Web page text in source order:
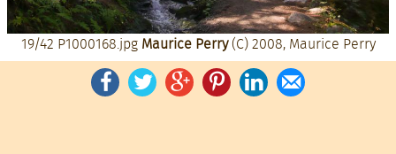
19/42 P1000168.jpg Maurice Perry(C) 2008, Maurice Perry